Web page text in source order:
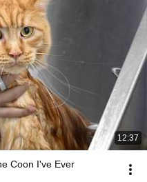
12:37
Coon I've Ever